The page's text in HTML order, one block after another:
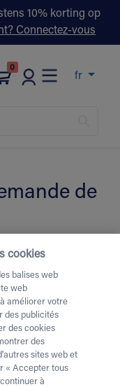
10% korting op
Connectez-vous
0
fr
de
pour la location de
urgente ou
nous par
ci sont
souhaitez faire
possibleici
cookies
balises web
web
améliorer votre
des publicités
des cookies
des
sites web et
« Accepter tous
à